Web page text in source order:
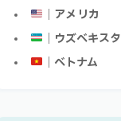
｜アメリカ
｜ウズベキス
｜ベトナム